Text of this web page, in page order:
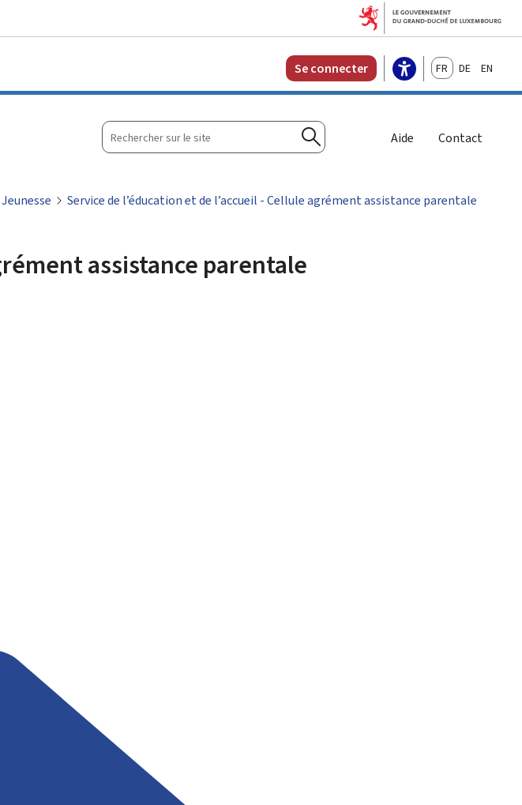
Se connecter FrançaisDeutschEnglish
Rechercher
sur
site
Rechercher
Aide Contact
Service de l’éducation et de l’accueil - Cellule agrément assistance parentale
assistance parentale